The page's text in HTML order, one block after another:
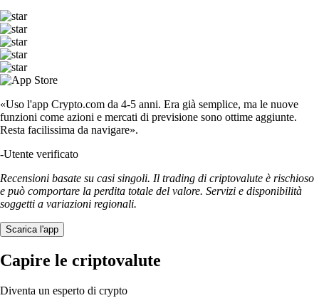
«Uso l'app Crypto.com da 4-5 anni. Era già semplice, ma le nuove
funzioni come azioni e mercati di previsione sono ottime aggiunte.
Resta facilissima da navigare».
-Utente verificato
Recensioni basate su casi singoli. Il trading di criptovalute è rischioso
e può comportare la perdita totale del valore. Servizi e disponibilità
soggetti a variazioni regionali.
Scarica l'app
Capire le criptovalute
Diventa un esperto di crypto